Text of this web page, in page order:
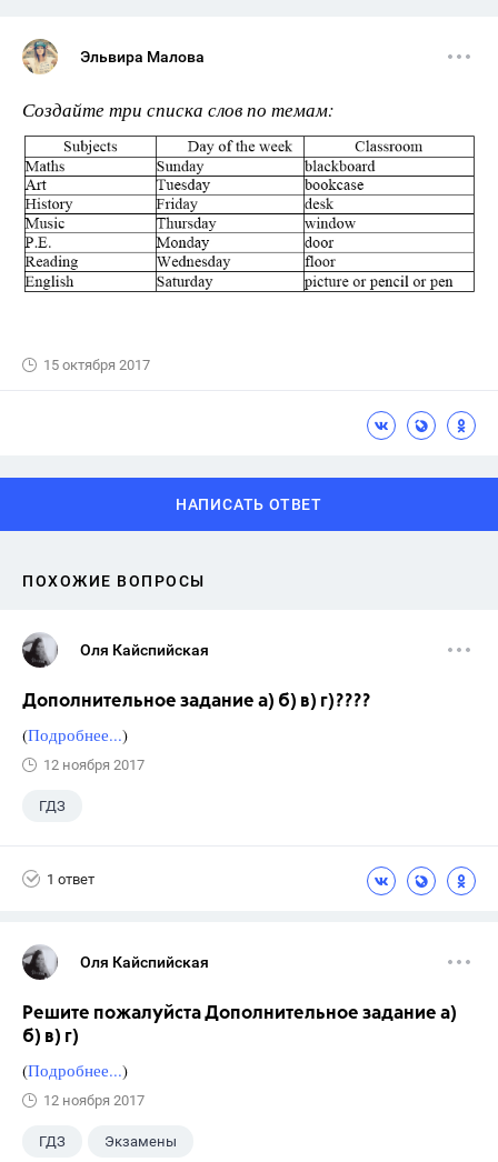
Эльвира Малова
Создайте три списка слов по темам:
15 октября 2017
НАПИСАТЬ ОТВЕТ
ПОХОЖИЕ ВОПРОСЫ
Оля Кайспийская
Дополнительное задание а) б) в) г)????
(Подробнее...)
12 ноября 2017
ГДЗ
1 ответ
Оля Кайспийская
Решите пожалуйста Дополнительное задание а)
б) в) г)
(Подробнее...)
12 ноября 2017
ГДЗ Экзамены